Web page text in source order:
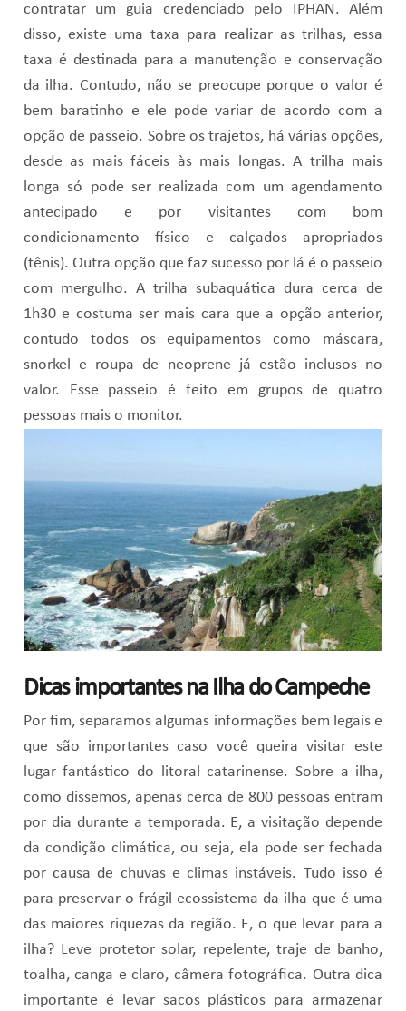
contratar um guia credenciado pelo IPHAN. Além
disso, existe uma taxa para realizar as trilhas, essa
taxa é destinada para a manutenção e conservação
da ilha. Contudo, não se preocupe porque o valor é
bem baratinho e ele pode variar de acordo com a
opção de passeio. Sobre os trajetos, há várias opções,
desde as mais fáceis às mais longas. A trilha mais
longa só pode ser realizada com um agendamento
antecipado e por visitantes com bom
condicionamento físico e calçados apropriados
(tênis). Outra opção que faz sucesso por lá é o passeio
com mergulho. A trilha subaquática dura cerca de
1h30 e costuma ser mais cara que a opção anterior,
contudo todos os equipamentos como máscara,
snorkel e roupa de neoprene já estão inclusos no
valor. Esse passeio é feito em grupos de quatro
pessoas mais o monitor.
Dicas importantes na Ilha do Campeche
Por fim, separamos algumas informações bem legais e
que são importantes caso você queira visitar este
lugar fantástico do litoral catarinense. Sobre a ilha,
como dissemos, apenas cerca de 800 pessoas entram
por dia durante a temporada. E, a visitação depende
da condição climática, ou seja, ela pode ser fechada
por causa de chuvas e climas instáveis. Tudo isso é
para preservar o frágil ecossistema da ilha que é uma
das maiores riquezas da região. E, o que levar para a
ilha? Leve protetor solar, repelente, traje de banho,
toalha, canga e claro, câmera fotográfica. Outra dica
importante é levar sacos plásticos para armazenar